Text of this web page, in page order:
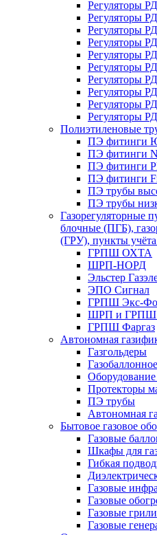
Регуляторы
Регуляторы
Регуляторы
Регуляторы
Регуляторы
Регуляторы
Регуляторы
Регуляторы
Регуляторы РД
Регуляторы
Полиэтиленовые
ПЭ фитинги
ПЭ фитинги
ПЭ фитинги
ПЭ фитинги
ПЭ трубы
ПЭ трубы
блочные (ПГБ),
(ГРУ), пункты
ГРПШ ОХТА
ШРП-НОРД
Эльстер
ЭПО Сигнал
ГРПШ Экс-
ШРП и ГРПШ
ГРПШ Фаргаз
Автономная
Газгольдеры
Протекторы
ПЭ трубы
Автономная
Бытовое газовое
Газовые
Шкафы для
Гибкая
Газовые
Газовые
Газовые грили
Газовые